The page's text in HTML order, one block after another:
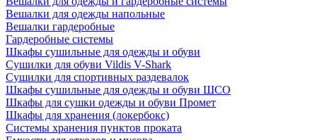
Вешалки для одежды напольные
Вешалки гардеробные
Гардеробные системы
Шкафы сушильные для одежды и обуви
Сушилки для обуви Vildis V-Shark
Сушилки для спортивных раздевалок
Шкафы сушильные для одежды и обуви ШСО
Шкафы для сушки одежды и обуви Промет
Шкафы для хранения (локербокс)
Системы хранения пунктов проката